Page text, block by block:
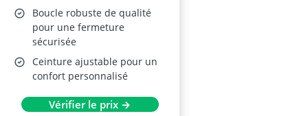
Boucle robuste de qualité
pour une fermeture
sécurisée
Ceinture ajustable pour un
confort personnalisé
Vérifier le prix →